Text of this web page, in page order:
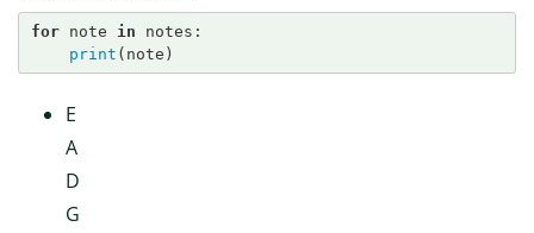
for note in notes:
print (note)
E
A
D
G